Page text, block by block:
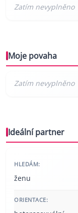
Moje povaha
Ideální partner
HLEDÁM:
ženu
ORIENTACE: